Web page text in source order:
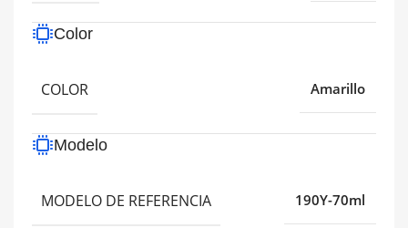
Color
COLOR Amarillo
Modelo
MODELO DE REFERENCIA 190Y-70ml